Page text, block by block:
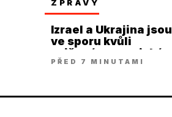
ZPRÁVY
Izrael a Ukrajina jsou
ve sporu kvůli
zničeným americkým
arzenálům
PŘED 7 MINUTAMI